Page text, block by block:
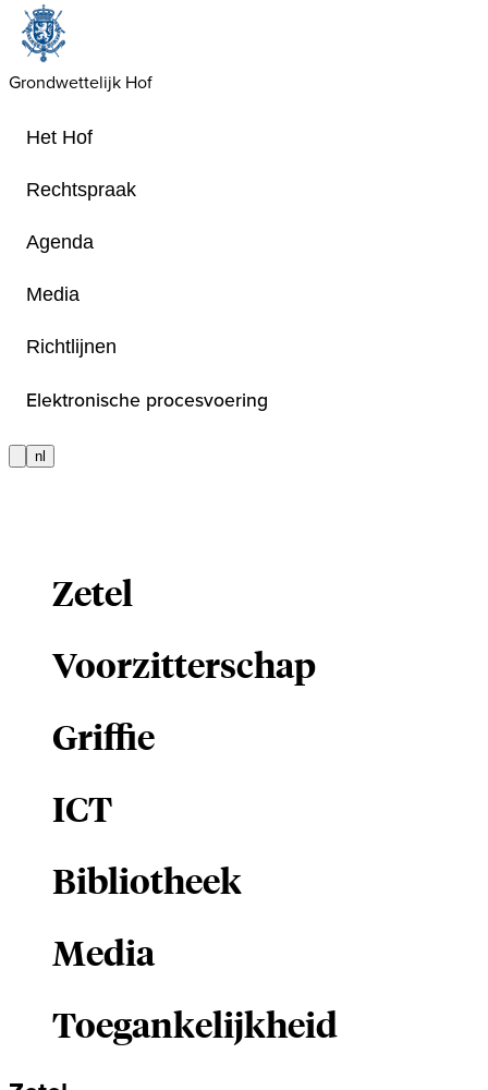
Grondwettelijk Hof
Het Hof
Rechtspraak
Agenda
Media
Richtlijnen
Elektronische procesvoering
nl
Grondwettelijk Hof
Zetel
Voorzitterschap
Griffie
ICT
Bibliotheek
Media
Toegankelijkheid